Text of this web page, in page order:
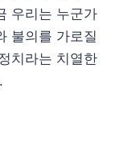
우리는 누군가
불의를 가로질
치라는 치열한